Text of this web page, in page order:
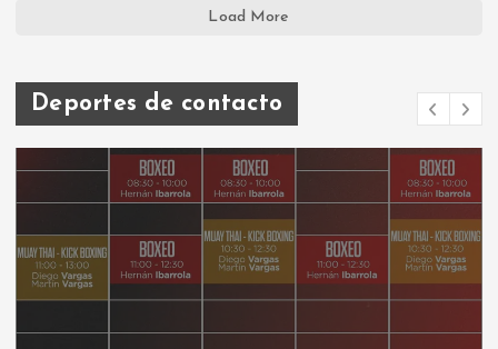
Load More
Deportes de contacto